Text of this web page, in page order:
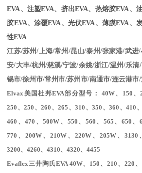
EVA、注塑EVA、挤出EVA、热熔胶EVA、
胶EVA、涂覆EVA、光伏EVA、薄膜EVA、
性EVA
江苏/苏州/上海/常州/昆山/泰州/张家港/武进
安/大丰/杭州/慈溪/宁波/余姚/浙江/温州/乐
锡市/徐州市/常州市/苏州市/南通市/连云港市/
Elvax美国杜邦EVA部分型号： 40W、150、
250、250、260、265、310、350、360、410
460、470、500W、550、560、565、650、
770、200W、210W、220W、205W、3130
3200、4260、4310、4320、4455
Evaflex三井陶氏EVA 40W、 150 、210 、 220 、